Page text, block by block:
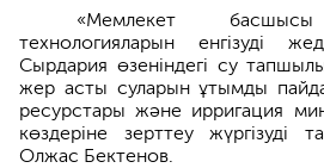
«Мемлекет
технологияларын енгізуді
Сырдария өзеніндегі су
жер асты суларын ұтымды
ресурстары және ирригация
көздеріне зерттеу жүргізуді
Олжас Бектенов.